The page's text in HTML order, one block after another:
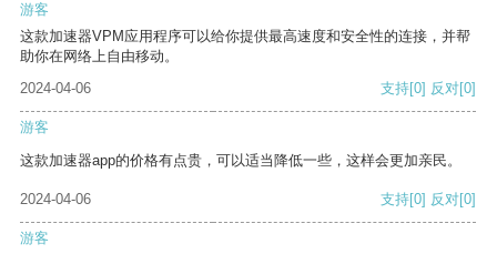
游客
这款加速器VPM应用程序可以给你提供最高速度和安全性的连接，并帮
助你在网络上自由移动。
2024-04-06
支持[0] 反对[0]
游客
这款加速器app的价格有点贵，可以适当降低一些，这样会更加亲民。
2024-04-06 支持[0] 反对[0]
游客